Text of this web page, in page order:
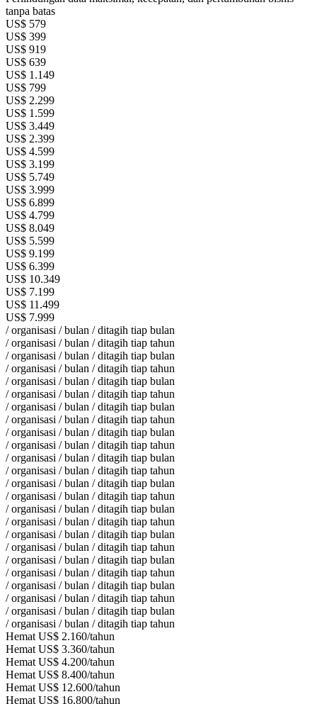
tanpa batas
US$ 579
US$ 399
US$ 919
US$ 639
US$ 1.149
US$ 799
US$ 2.299
US$ 1.599
US$ 3.449
US$ 2.399
US$ 4.599
US$ 3.199
US$ 5.749
US$ 3.999
US$ 6.899
US$ 4.799
US$ 8.049
US$ 5.599
US$ 9.199
US$ 6.399
US$ 10.349
US$ 7.199
US$ 11.499
US$ 7.999
/ organisasi / bulan / ditagih tiap bulan
/ organisasi / bulan / ditagih tiap tahun
/ organisasi / bulan / ditagih tiap bulan
/ organisasi / bulan / ditagih tiap tahun
/ organisasi / bulan / ditagih tiap bulan
/ organisasi / bulan / ditagih tiap tahun
/ organisasi / bulan / ditagih tiap bulan
/ organisasi / bulan / ditagih tiap tahun
/ organisasi / bulan / ditagih tiap bulan
/ organisasi / bulan / ditagih tiap tahun
/ organisasi / bulan / ditagih tiap bulan
/ organisasi / bulan / ditagih tiap tahun
/ organisasi / bulan / ditagih tiap bulan
/ organisasi / bulan / ditagih tiap tahun
/ organisasi / bulan / ditagih tiap bulan
/ organisasi / bulan / ditagih tiap tahun
/ organisasi / bulan / ditagih tiap bulan
/ organisasi / bulan / ditagih tiap tahun
/ organisasi / bulan / ditagih tiap bulan
/ organisasi / bulan / ditagih tiap tahun
/ organisasi / bulan / ditagih tiap bulan
/ organisasi / bulan / ditagih tiap tahun
/ organisasi / bulan / ditagih tiap bulan
/ organisasi / bulan / ditagih tiap tahun
Hemat US$ 2.160/tahun
Hemat US$ 3.360/tahun
Hemat US$ 4.200/tahun
Hemat US$ 8.400/tahun
Hemat US$ 12.600/tahun
Hemat US$ 16.800/tahun